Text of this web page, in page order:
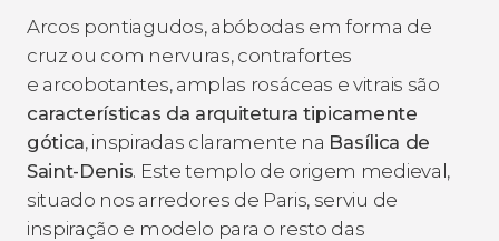
Arcos pontiagudos, abóbodas em forma de
cruz ou com nervuras, contrafortes
e arcobotantes, amplas rosáceas e vitrais são
características da arquitetura tipicamente
gótica, inspiradas claramente na Basílica de
Saint-Denis. Este templo de origem medieval,
situado nos arredores de Paris, serviu de
inspiração e modelo para o resto das